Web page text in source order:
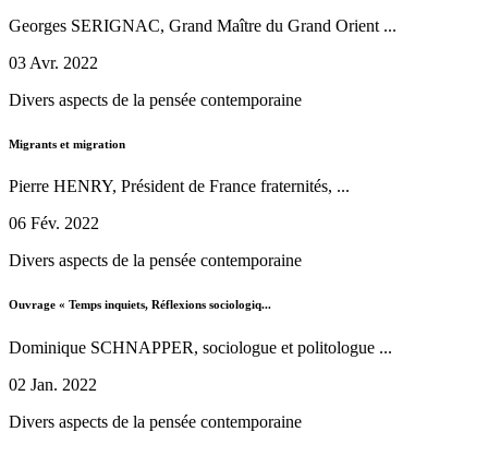
Georges SERIGNAC, Grand Maître du Grand Orient ...
03 Avr. 2022
Divers aspects de la pensée contemporaine
Migrants et migration
Pierre HENRY, Président de France fraternités, ...
06 Fév. 2022
Divers aspects de la pensée contemporaine
Ouvrage « Temps inquiets, Réflexions sociologiq...
Dominique SCHNAPPER, sociologue et politologue ...
02 Jan. 2022
Divers aspects de la pensée contemporaine